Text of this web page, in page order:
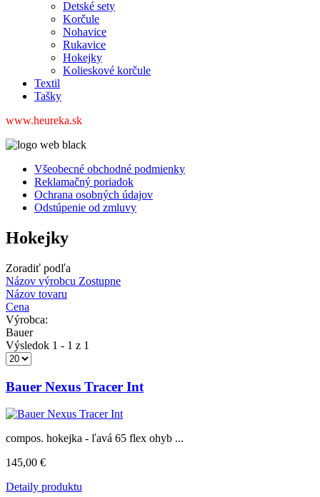
Detské sety
Korčule
Nohavice
Rukavice
Hokejky
Kolieskové korčule
Textil
Tašky
www.heureka.sk
Všeobecné obchodné podmienky
Reklamačný poriadok
Ochrana osobných údajov
Odstúpenie od zmluvy
Hokejky
Zoradiť podľa
Názov výrobcu Zostupne
Názov tovaru
Cena
Výrobca:
Bauer
Výsledok 1 - 1 z 1
Bauer Nexus Tracer Int
compos. hokejka - ľavá 65 flex ohyb ...
145,00 €
Detaily produktu